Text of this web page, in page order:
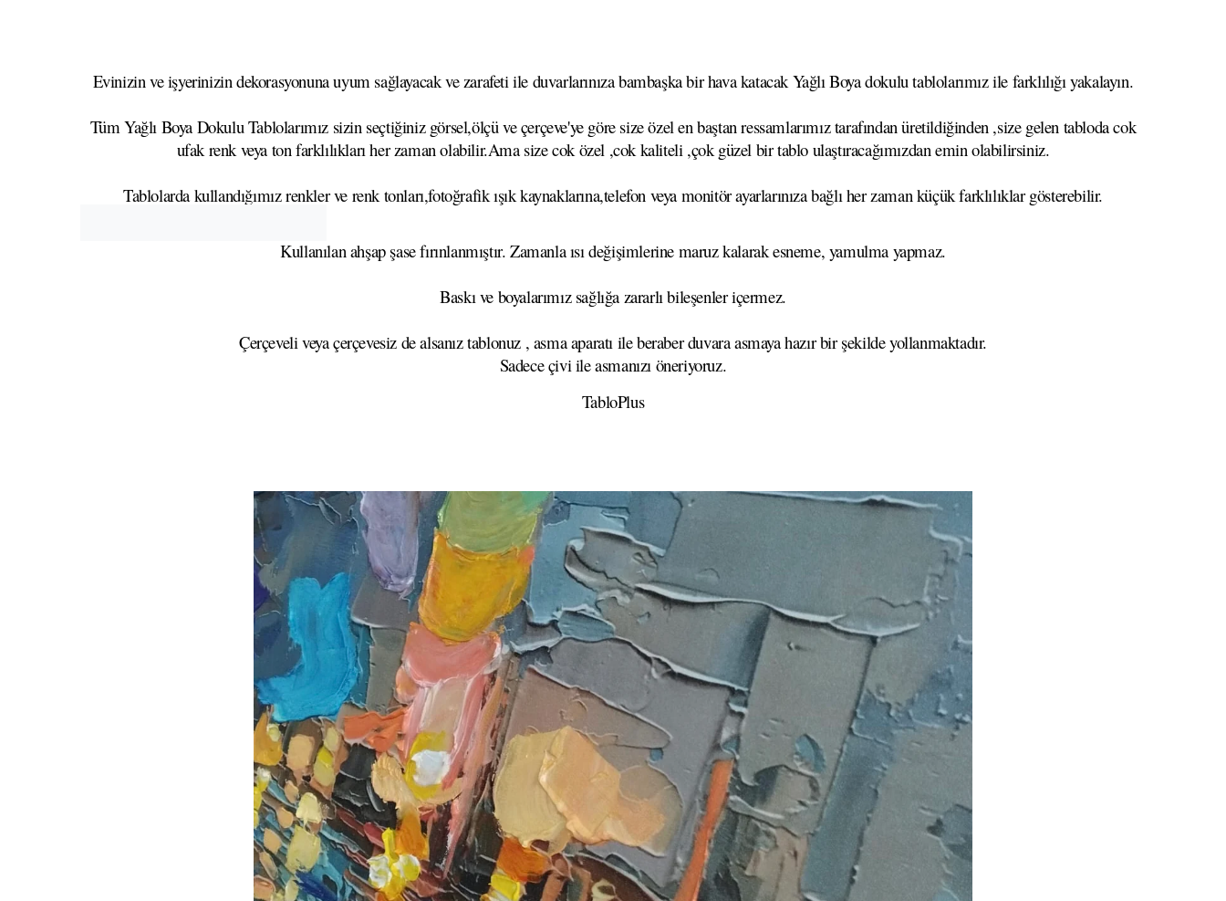
Evinizin ve işyerinizin dekorasyonuna uyum sağlayacak ve zarafeti ile duvarlarınıza bambaşka bir hava katacak Yağlı Boya dokulu tablolarımız ile farklılığı yakalayın.
Tüm Yağlı Boya Dokulu Tablolarımız sizin seçtiğiniz görsel,ölçü ve çerçeve'ye göre size özel en baştan ressamlarımız tarafından üretildiğinden ,size gelen tabloda cok
ufak renk veya ton farklılıkları her zaman olabilir.Ama size cok özel ,cok kaliteli ,çok güzel bir tablo ulaştıracağımızdan emin olabilirsiniz.
Tablolarda kullandığımız renkler ve renk tonları,fotoğrafik ışık kaynaklarına,telefon veya monitör ayarlarınıza bağlı her zaman küçük farklılıklar gösterebilir.
Kullanılan ahşap şase fırınlanmıştır. Zamanla ısı değişimlerine maruz kalarak esneme, yamulma yapmaz.
Baskı ve boyalarımız sağlığa zararlı bileşenler içermez.
Çerçeveli veya çerçevesiz de alsanız tablonuz , asma aparatı ile beraber duvara asmaya hazır bir şekilde yollanmaktadır.
Sadece çivi ile asmanızı öneriyoruz.
TabloPlus